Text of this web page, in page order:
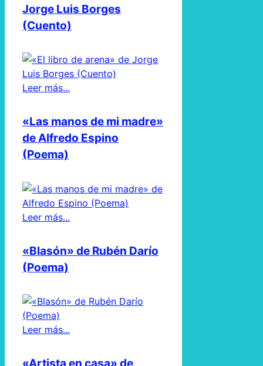
Jorge Luis Borges
(Cuento)
Leer más...
«Las manos de mi madre»
de Alfredo Espino
(Poema)
Leer más...
«Blasón» de Rubén Darío
(Poema)
Leer más...